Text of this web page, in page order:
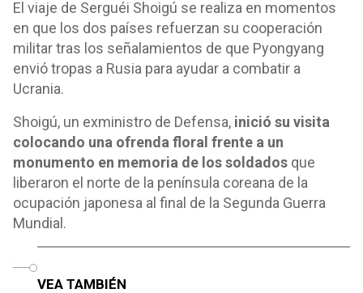
El viaje de Serguéi Shoigú se realiza en momentos
en que los dos países refuerzan su cooperación
militar tras los señalamientos de que Pyongyang
envió tropas a Rusia para ayudar a combatir a
Ucrania.
Shoigú, un exministro de Defensa, inició su visita
colocando una ofrenda floral frente a un
monumento en memoria de los soldados que
liberaron el norte de la península coreana de la
ocupación japonesa al final de la Segunda Guerra
Mundial.
VEA TAMBIÉN